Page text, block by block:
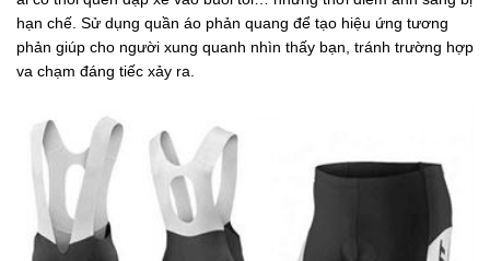
hạn chế. Sử dụng quần áo phản quang để tạo hiệu ứng tương
phản giúp cho người xung quanh nhìn thấy bạn, tránh trường hợp
va chạm đáng tiếc xảy ra.